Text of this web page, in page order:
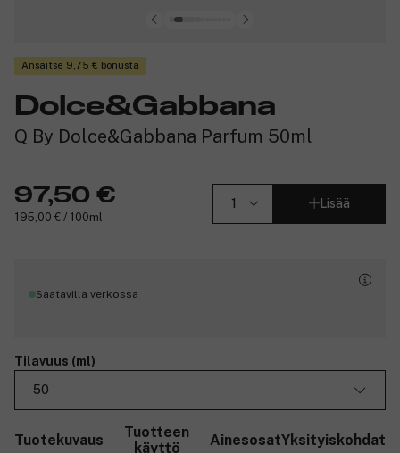
Ansaitse 9,75 € bonusta
Dolce&Gabbana
Q By Dolce&Gabbana Parfum 50ml
97,50 €
195,00 € / 100ml
Lisää
Saatavilla verkossa
Tilavuus (ml)
50
Tuotekuvaus
Tuotteen
käyttö
AinesosatYksityiskohdat